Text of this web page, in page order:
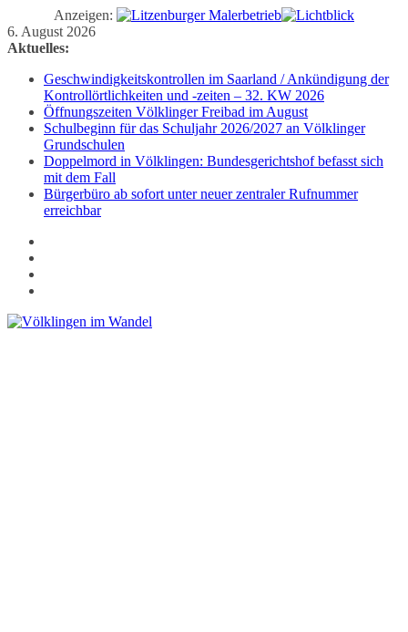
Anzeigen:
Zum
Inhalt
6. August 2026
Aktuelles:
Geschwindigkeitskontrollen im Saarland / Ankündigung der
Kontrollörtlichkeiten und -zeiten – 32. KW 2026
Öffnungszeiten Völklinger Freibad im August
Schulbeginn für das Schuljahr 2026/2027 an Völklinger
Grundschulen
Doppelmord in Völklingen: Bundesgerichtshof befasst sich
mit dem Fall
Bürgerbüro ab sofort unter neuer zentraler Rufnummer
erreichbar